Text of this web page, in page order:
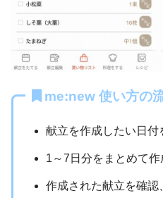
me:new 使い方の
献立を作成したい日付
1～7日分をまとめて作
作成された献立を確